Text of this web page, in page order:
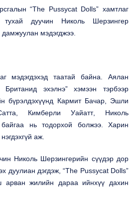
“The Pussycat Dolls” хамтлаг
тухай дуучин Николь Шерзингер
дамжуулан мэдэгджээ.
мэдэгдэхэд таатай байна. Аялан
эхэлнэ” хэмээн тэрбээр
бүрэлдэхүүнд Кармит Бачар, Эшли
Кимберли Уайатт, Николь
нь тодорхой болжээ. Харин
аж.
Николь Шерзингерийн сүүдэр дор
дуулиан дэгдэж, “The Pussycat Dolls”
арван жилийн дараа ийнхүү дахин